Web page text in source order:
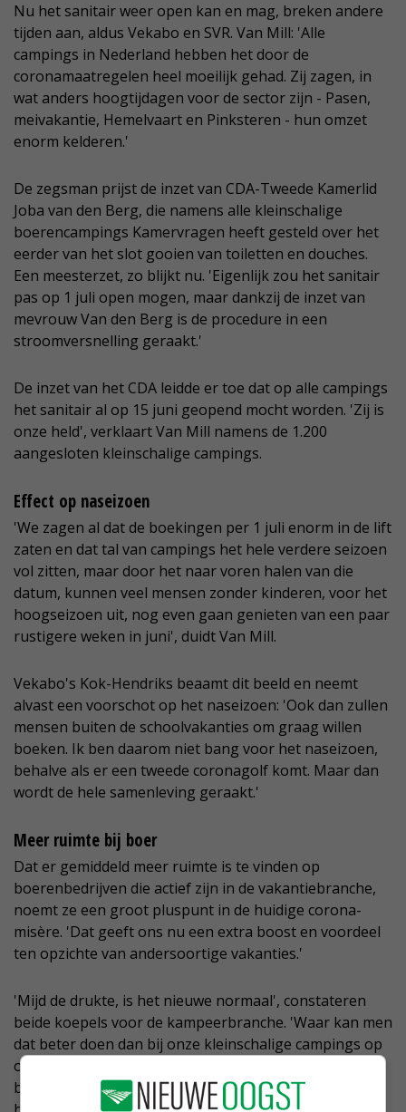
Nu het sanitair weer open kan en mag, breken andere
tijden aan, aldus Vekabo en SVR. Van Mill: 'Alle
campings in Nederland hebben het door de
coronamaatregelen heel moeilijk gehad. Zij zagen, in
wat anders hoogtijdagen voor de sector zijn - Pasen,
meivakantie, Hemelvaart en Pinksteren - hun omzet
enorm kelderen.'
De zegsman prijst de inzet van CDA-Tweede Kamerlid
Joba van den Berg, die namens alle kleinschalige
boerencampings Kamervragen heeft gesteld over het
eerder van het slot gooien van toiletten en douches.
Een meesterzet, zo blijkt nu. 'Eigenlijk zou het sanitair
pas op 1 juli open mogen, maar dankzij de inzet van
mevrouw Van den Berg is de procedure in een
stroomversnelling geraakt.'
De inzet van het CDA leidde er toe dat op alle campings
het sanitair al op 15 juni geopend mocht worden. 'Zij is
onze held', verklaart Van Mill namens de 1.200
aangesloten kleinschalige campings.
Effect op naseizoen
'We zagen al dat de boekingen per 1 juli enorm in de lift
zaten en dat tal van campings het hele verdere seizoen
vol zitten, maar door het naar voren halen van die
datum, kunnen veel mensen zonder kinderen, voor het
hoogseizoen uit, nog even gaan genieten van een paar
rustigere weken in juni', duidt Van Mill.
Vekabo's Kok-Hendriks beaamt dit beeld en neemt
alvast een voorschot op het naseizoen: 'Ook dan zullen
mensen buiten de schoolvakanties om graag willen
boeken. Ik ben daarom niet bang voor het naseizoen,
behalve als er een tweede coronagolf komt. Maar dan
wordt de hele samenleving geraakt.'
Meer ruimte bij boer
Dat er gemiddeld meer ruimte is te vinden op
boerenbedrijven die actief zijn in de vakantiebranche,
noemt ze een groot pluspunt in de huidige corona-
misère. 'Dat geeft ons nu een extra boost en voordeel
ten opzichte van andersoortige vakanties.'
'Mijd de drukte, is het nieuwe normaal', constateren
beide koepels voor de kampeerbranche. 'Waar kan men
dat beter doen dan bij onze kleinschalige campings op
ons mooie platteland?', kopt SVR's Van Mill de bal zelf
binnen. Kok-Hendriks: 'Nu eerst de focus op het